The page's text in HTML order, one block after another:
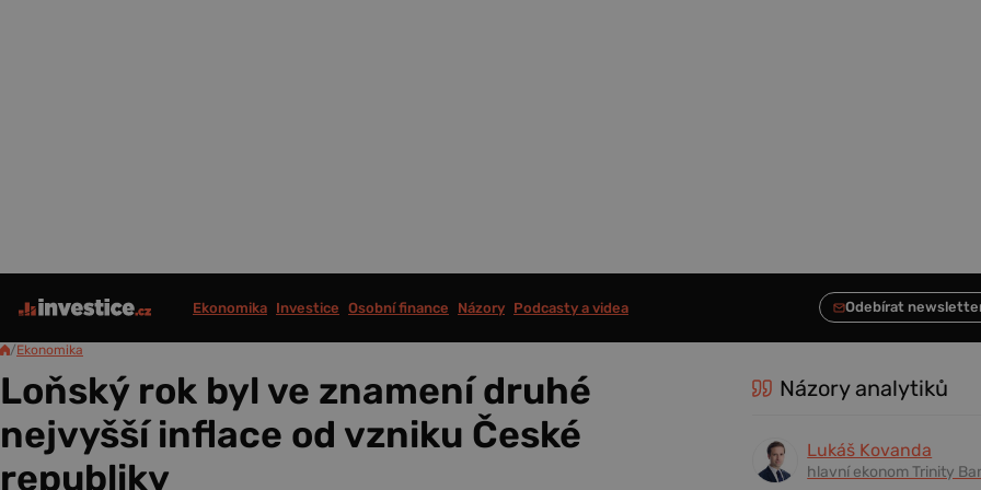
Ekonomika Investice Osobní finance Názory Podcasty a videa
/Ekonomika
Loňský rok byl ve znamení druhé
nejvyšší inflace od vzniku České
republiky
Názory analytiků
Lukáš Kovanda
hlavní ekonom Trinity